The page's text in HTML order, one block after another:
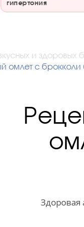
гипертония
и
омлет с
Здоровая